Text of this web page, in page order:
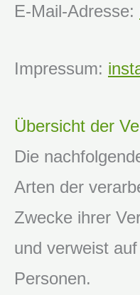
E-Mail-Adresse:
Impressum:
Übersicht der
Die
Arten der
Zwecke ihrer
und verweist
Personen.